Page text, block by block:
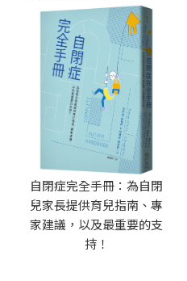
自閉症完全手冊：為自閉
兒家長提供育兒指南、專
家建議，以及最重要的支
持！